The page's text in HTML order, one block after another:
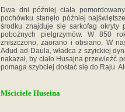
Dwa dni później ciała
pochówku stanęło później
środku znajduje się sarkofag okryty
pobożnych pielgrzymów. W 850
zniszczono, zaorano i obsiano. W
Adud ad-Daula, władca z szyickiej
nakazał, by ciało Husajna przewieźć
pomaga szybciej dostać się do Raju.
Mściciele Huseina